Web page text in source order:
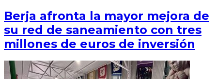
Berja afronta la mayor mejora de
su red de saneamiento con tres
millones de euros de inversión